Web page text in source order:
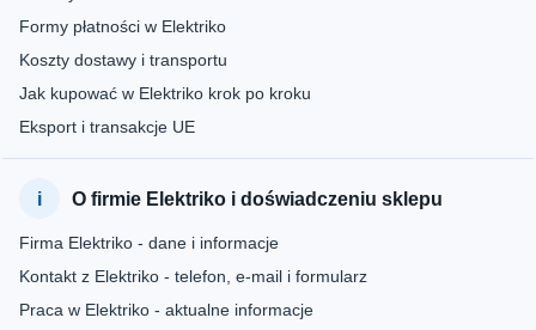
Formy płatności w Elektriko
Koszty dostawy i transportu
Jak kupować w Elektriko krok po kroku
Eksport i transakcje UE
O firmie Elektriko i doświadczeniu sklepu
Firma Elektriko - dane i informacje
Kontakt z Elektriko - telefon, e-mail i formularz
Praca w Elektriko - aktualne informacje